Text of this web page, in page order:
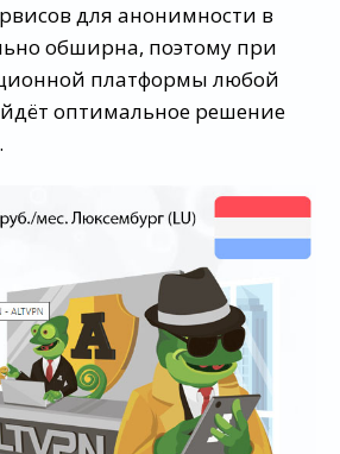
для анонимности в
обширна, поэтому при
платформы любой
оптимальное решение